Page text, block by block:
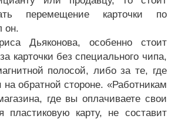
перемещение карточки по
он.
Дьяконова, особенно стоит
карточки без специального чипа,
полосой, либо за те, где
на обратной стороне. «Работникам
где вы оплачиваете свои
пластиковую карту, не составит